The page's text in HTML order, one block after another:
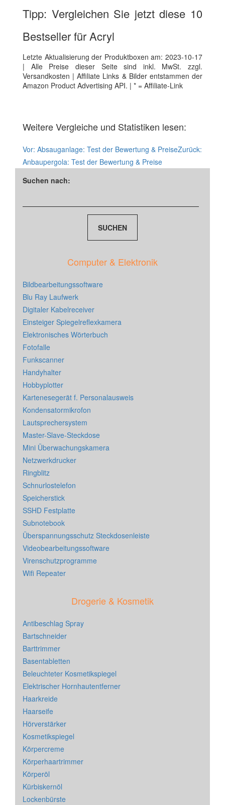
Tipp: Vergleichen Sie jetzt diese 10
Bestseller für Acryl
Letzte Aktualisierung der Produktboxen am: 2023-10-17
| Alle Preise dieser Seite sind inkl. MwSt. zzgl.
Versandkosten | Affiliate Links & Bilder entstammen der
Amazon Product Advertising API. | * = Affiliate-Link
Weitere Vergleiche und Statistiken lesen:
Vor: Absauganlage: Test der Bewertung & PreiseZurück:
Anbaupergola: Test der Bewertung & Preise
Suchen nach:
Computer & Elektronik
Bildbearbeitungssoftware
Blu Ray Laufwerk
Digitaler Kabelreceiver
Einsteiger Spiegelreflexkamera
Elektronisches Wörterbuch
Fotofalle
Funkscanner
Handyhalter
Hobbyplotter
Kartenesegerät f. Personalausweis
Kondensatormikrofon
Lautsprechersystem
Master-Slave-Steckdose
Mini Überwachungskamera
Netzwerkdrucker
Ringblitz
Schnurlostelefon
Speicherstick
SSHD Festplatte
Subnotebook
Überspannungsschutz Steckdosenleiste
Videobearbeitungssoftware
Virenschutzprogramme
Wifi Repeater
Drogerie & Kosmetik
Antibeschlag Spray
Bartschneider
Barttrimmer
Basentabletten
Beleuchteter Kosmetikspiegel
Elektrischer Hornhautentferner
Haarkreide
Haarseife
Hörverstärker
Kosmetikspiegel
Körpercreme
Körperhaartrimmer
Körperöl
Kürbiskernöl
Lockenbürste